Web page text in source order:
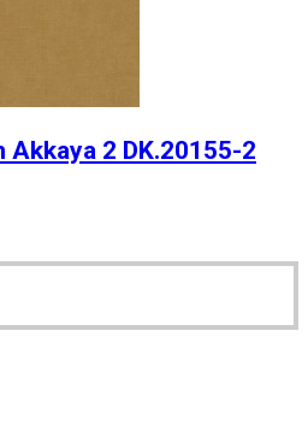
Akkaya 2 DK.20155-2